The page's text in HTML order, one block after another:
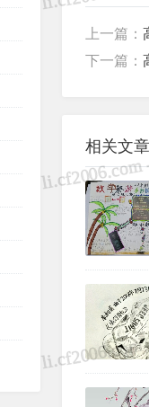
上一篇：
下一篇：
相关文章